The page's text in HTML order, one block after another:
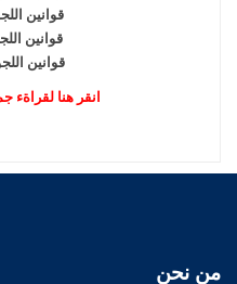
قوانين
قوانين
قوانين
انقر هنا لقراةء
من نحن